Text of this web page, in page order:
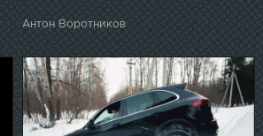
Антон Воротников